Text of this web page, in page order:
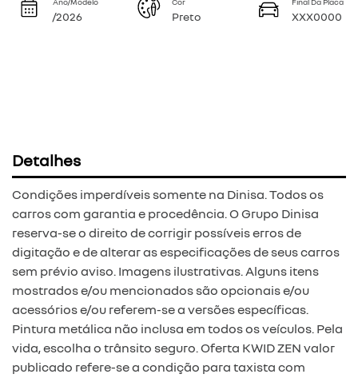
/2026 Preto XXX0000
Detalhes
Condições imperdíveis somente na Dinisa. Todos os
carros com garantia e procedência. O Grupo Dinisa
reserva-se o direito de corrigir possíveis erros de
digitação e de alterar as especificações de seus carros
sem prévio aviso. Imagens ilustrativas. Alguns itens
mostrados e/ou mencionados são opcionais e/ou
acessórios e/ou referem-se a versões específicas.
Pintura metálica não inclusa em todos os veículos. Pela
vida, escolha o trânsito seguro. Oferta KWID ZEN valor
publicado refere-se a condição para taxista com